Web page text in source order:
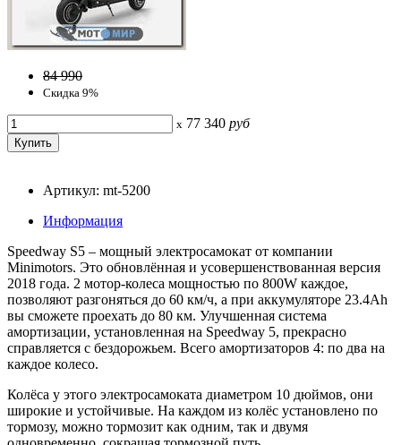
84 990
Скидка 9%
x 77 340 руб
Артикул: mt-5200
Информация
Speedway S5 – мощный электросамокат от компании
Minimotors. Это обновлённая и усовершенствованная версия
2018 года. 2 мотор-колеса мощностью по 800W каждое,
позволяют разгоняться до 60 км/ч, а при аккумуляторе 23.4Ah
вы сможете проехать до 80 км. Улучшенная система
амортизации, установленная на Speedway 5, прекрасно
справляется с бездорожьем. Всего амортизаторов 4: по два на
каждое колесо.
Колёса у этого электросамоката диаметром 10 дюймов, они
широкие и устойчивые. На каждом из колёс установлено по
тормозу, можно тормозит как одним, так и двумя